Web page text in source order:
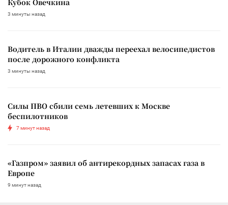
3 минуты назад
Водитель в Италии дважды переехал велосипедистов
после дорожного конфликта
3 минуты назад
Силы ПВО сбили семь летевших к Москве
беспилотников
7 минут назад
«Газпром» заявил об антирекордных запасах газа в
Европе
9 минут назад